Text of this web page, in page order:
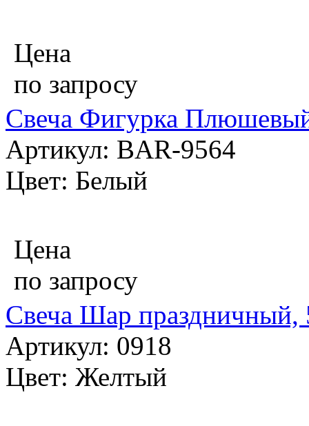
Цена
по запросу
Свеча Фигурка
Артикул: BAR-9564
Цвет: Белый
Цена
по запросу
Свеча Шар праздничный,
Артикул: 0918
Цвет: Желтый